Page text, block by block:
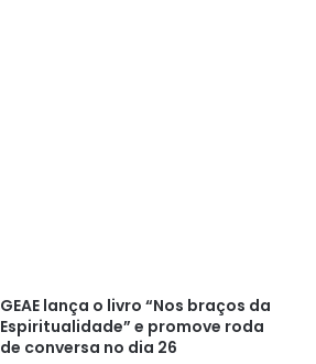
GEAE lança o livro “Nos braços da
Espiritualidade” e promove roda
de conversa no dia 26